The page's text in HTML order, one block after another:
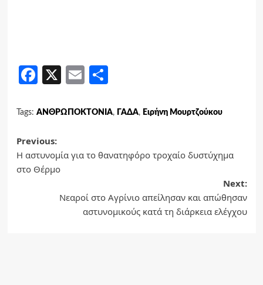
Facebook
X Email
Tags: ΑΝΘΡΩΠΟΚΤΟΝΙΑ, ΓΑΔΑ, Ειρήνη Μουρτζούκου
Post
navigation
Previous:
Η αστυνομία για το θανατηφόρο τροχαίο δυστύχημα
στο Θέρμο
Next:
Νεαροί στο Αγρίνιο απείλησαν και απώθησαν
αστυνομικούς κατά τη διάρκεια ελέγχου